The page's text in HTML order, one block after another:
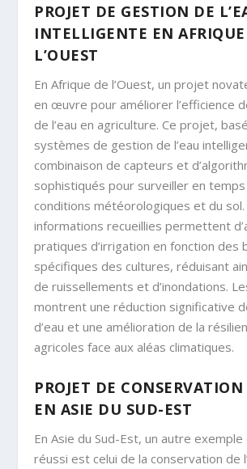
PROJET DE GESTION DE
INTELLIGENTE EN
L’OUEST
En Afrique de l’Ouest, un projet
en œuvre pour améliorer l’efficience
de l’eau en agriculture. Ce projet,
systèmes de gestion de l’eau
combinaison de capteurs et
sophistiqués pour surveiller en
conditions météorologiques et du sol.
informations recueillies permettent
pratiques d’irrigation en fonction des
spécifiques des cultures, réduisant
de ruissellements et d’inondations.
montrent une réduction significative
d’eau et une amélioration de la
agricoles face aux aléas climatiques.
PROJET DE CONSERVATION
EN ASIE DU SUD-EST
En Asie du Sud-Est, un autre
réussi est celui de la conservation de